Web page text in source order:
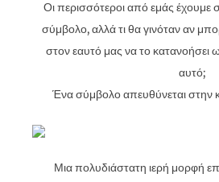
Οι περισσότεροι από εμάς έχουμε
σύμβολο, αλλά τι θα γινόταν αν
στον εαυτό μας να το κατανοήσει
αυτό;
Ένα σύμβολο απευθύνεται στην
Μια πολυδιάστατη ιερή μορφή